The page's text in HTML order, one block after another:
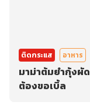
ติดกระแส อาหาร
มาม่าต้มยำกุ้งผัดหอยลาย
ต้องขอเบิ้ล